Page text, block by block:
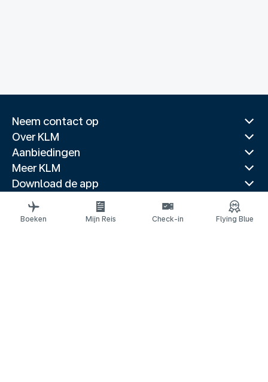
Neem contact op
Over KLM
Aanbiedingen
Meer KLM
Download de app
Gerelateerde websites
Reisgidsen
Boeken Mijn Reis Check-in Flying Blue